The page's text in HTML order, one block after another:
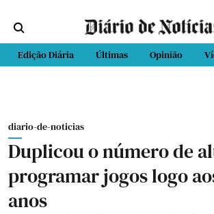
Edição Diária Últimas Opinião
diario-de-noticias
Duplicou o número de
programar jogos logo
anos